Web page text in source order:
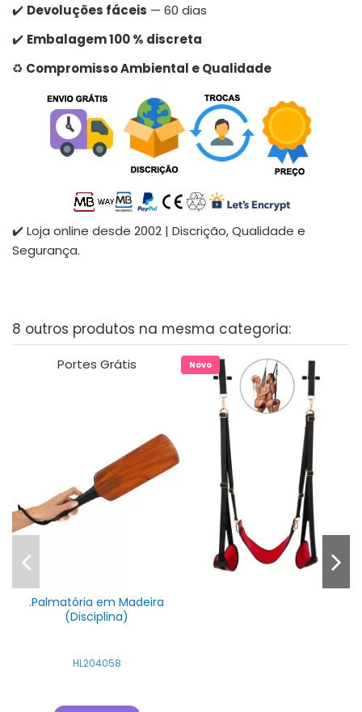
✔️ Devoluções fáceis — 60 dias
✔️ Embalagem 100 % discreta
♻️ Compromisso Ambiental e Qualidade
✔️ Loja online desde 2002 | Discrição, Qualidade e
Segurança.
8 outros produtos na mesma categoria:
Portes Grátis
.Palmatória em Madeira
(Disciplina)
HL204058
Novo